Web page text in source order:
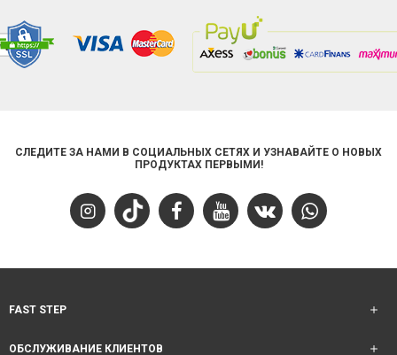
СЛЕДИТЕ ЗА НАМИ В СОЦИАЛЬНЫХ СЕТЯХ И УЗНАВАЙТЕ О НОВЫХ
ПРОДУКТАХ ПЕРВЫМИ!
FAST STEP
ОБСЛУЖИВАНИЕ КЛИЕНТОВ